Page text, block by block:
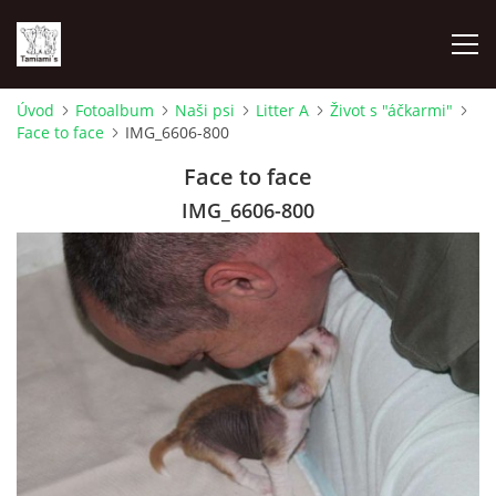
ÚVOD
VRHY
NAŠI ŠAMPIÓNI
FOTOALBUM
Úvod Fotoalbum Naši psi Litter A
Život s "áčkarmi"
Face to face
IMG_6606-800
Face to face
IMG_6606-800